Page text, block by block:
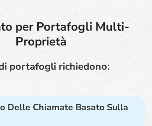
per Portafogli Multi-
Proprietà
portafogli richiedono:
Delle Chiamate Basato Sulla